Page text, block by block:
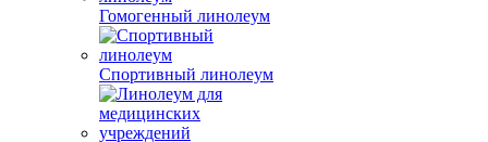
Гомогенный линолеум
Спортивный линолеум